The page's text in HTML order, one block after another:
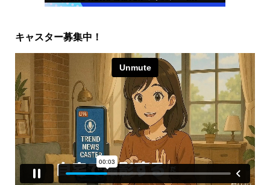
キャスター募集中！